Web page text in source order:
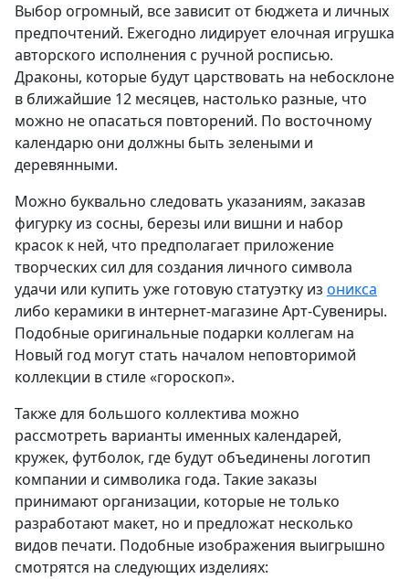
Выбор огромный, все зависит от бюджета и личных
предпочтений. Ежегодно лидирует елочная игрушка
авторского исполнения с ручной росписью.
Драконы, которые будут царствовать на небосклоне
в ближайшие 12 месяцев, настолько разные, что
можно не опасаться повторений. По восточному
календарю они должны быть зелеными и
деревянными.
Можно буквально следовать указаниям, заказав
фигурку из сосны, березы или вишни и набор
красок к ней, что предполагает приложение
творческих сил для создания личного символа
удачи или купить уже готовую статуэтку из оникса
либо керамики в интернет-магазине Арт-Сувениры.
Подобные оригинальные подарки коллегам на
Новый год могут стать началом неповторимой
коллекции в стиле «гороскоп».
Также для большого коллектива можно
рассмотреть варианты именных календарей,
кружек, футболок, где будут объединены логотип
компании и символика года. Такие заказы
принимают организации, которые не только
разработают макет, но и предложат несколько
видов печати. Подобные изображения выигрышно
смотрятся на следующих изделиях: